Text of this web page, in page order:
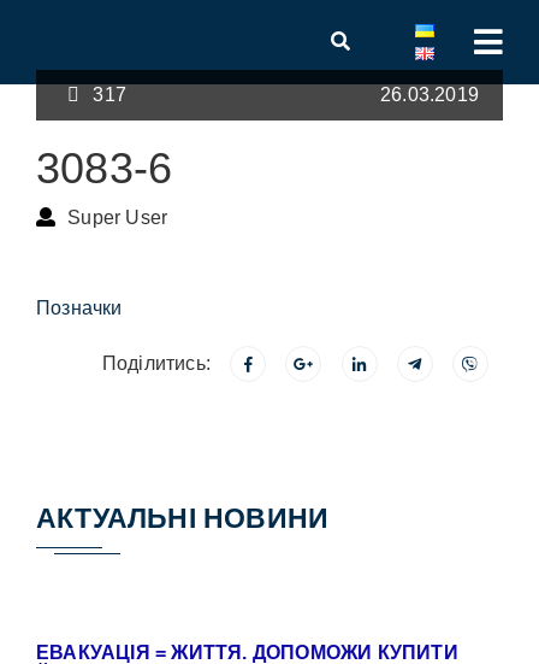
317 26.03.2019
3083-6
Super User
Позначки
Поділитись:
АКТУАЛЬНІ НОВИНИ
ЕВАКУАЦІЯ = ЖИТТЯ. ДОПОМОЖИ КУПИТИ